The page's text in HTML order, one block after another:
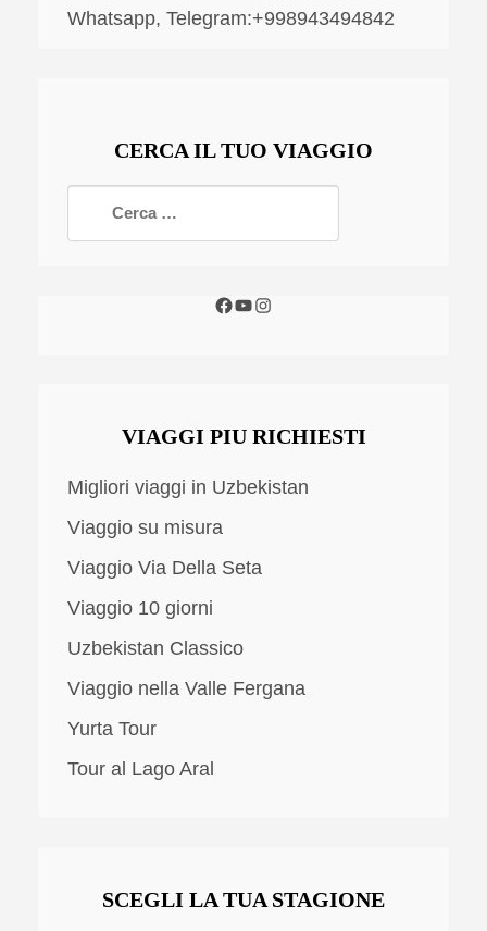
Whatsapp, Telegram:+998943494842
CERCA IL TUO VIAGGIO
VIAGGI PIU RICHIESTI
Migliori viaggi in Uzbekistan
Viaggio su misura
Viaggio Via Della Seta
Viaggio 10 giorni
Uzbekistan Classico
Viaggio nella Valle Fergana
Yurta Tour
Tour al Lago Aral
SCEGLI LA TUA STAGIONE